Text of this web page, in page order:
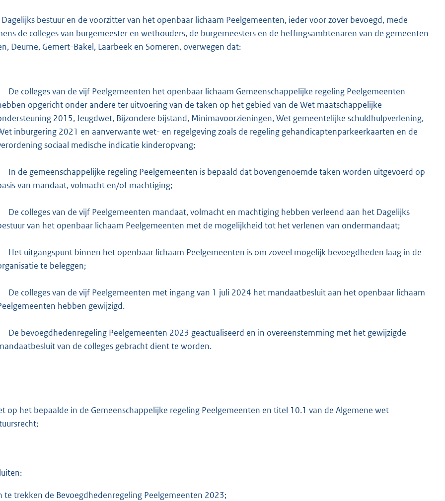
g
r
o
bestuur en de voorzitter van het openbaar lichaam Peelgemeenten, ieder voor zover bevoegd, mede
de colleges van burgemeester en wethouders, de burgemeesters en de heffingsambtenaren van de gemeenten
Deurne, Gemert-Bakel, Laarbeek en Someren, overwegen dat:
De colleges van de vijf Peelgemeenten het openbaar lichaam Gemeenschappelijke regeling Peelgemeenten
opgericht onder andere ter uitvoering van de taken op het gebied van de Wet maatschappelijke
2015, Jeugdwet, Bijzondere bijstand, Minimavoorzieningen, Wet gemeentelijke schuldhulpverlening,
inburgering 2021 en aanverwante wet- en regelgeving zoals de regeling gehandicaptenparkeerkaarten en de
sociaal medische indicatie kinderopvang;
In de gemeenschappelijke regeling Peelgemeenten is bepaald dat bovengenoemde taken worden uitgevoerd op
van mandaat, volmacht en/of machtiging;
De colleges van de vijf Peelgemeenten mandaat, volmacht en machtiging hebben verleend aan het Dagelijks
van het openbaar lichaam Peelgemeenten met de mogelijkheid tot het verlenen van ondermandaat;
Het uitgangspunt binnen het openbaar lichaam Peelgemeenten is om zoveel mogelijk bevoegdheden laag in de
te beleggen;
De colleges van de vijf Peelgemeenten met ingang van 1 juli 2024 het mandaatbesluit aan het openbaar lichaam
hebben gewijzigd.
De bevoegdhedenregeling Peelgemeenten 2023 geactualiseerd en in overeenstemming met het gewijzigde
van de colleges gebracht dient te worden.
op het bepaalde in de Gemeenschappelijke regeling Peelgemeenten en titel 10.1 van de Algemene wet
te trekken de Bevoegdhedenregeling Peelgemeenten 2023;